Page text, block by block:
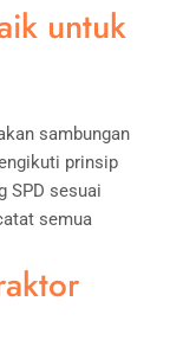
untuk
sambungan
prinsip
SPD sesuai
semua